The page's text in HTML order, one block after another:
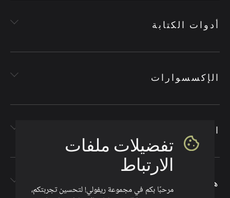
أدوات الكتابة
الإكسسوارات
هدايا الشركات
تفضيلات ملفات
الارتباط
مرحبًا بكم في مجموعة ريفولي! لتحسين تجربتكم،